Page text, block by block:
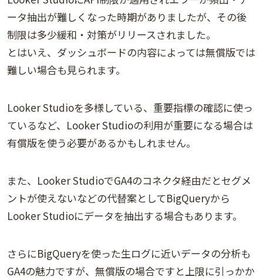
ータ抽出が難しくなった時期がありましたが、その後
制限は多少緩和・対策がリリースされました。
とはいえ、ダッシュボードの内容によっては無償版では
難しい場合も見られます。
Looker Studioを多様している、重要指標の確認に使っ
ているなど、Looker Studioの利用が重要になる場合は
有償版を使う必要があるかもしれません。
また、Looker StudioでGA4のコネクタ経由だとセグメ
ントが使えないなどの代替案としてBigQueryから
Looker Studioにデータを抽出する場合もあります。
さらにBigQueryを使った生ログに近いデータの分析も
GA4の魅力ですが、無償版の場合ですと上限に引っかか